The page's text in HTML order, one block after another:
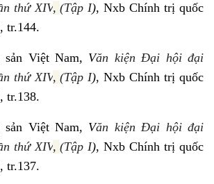
thứ XIV, (Tập I), Nxb Chính trị quốc
tr.144.
sản Việt Nam, Văn kiện Đại hội đại
thứ XIV, (Tập I), Nxb Chính trị quốc
tr.138.
sản Việt Nam, Văn kiện Đại hội đại
thứ XIV, (Tập I), Nxb Chính trị quốc
tr.137.